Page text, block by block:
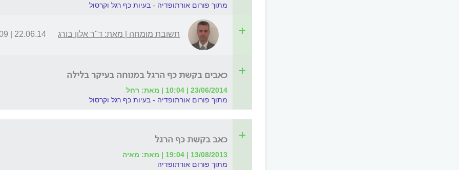
מתוך פורום אורתופדיה - בעיות כף רגל וקרסול
תשובת מומחה | מאת: ד"ר אלון בורג 22.06.14 | 21:09
כאבים בקשת כף הרגל במנוחה בעיקר בלילה
23/06/2014 | 10:04 | מאת: רחל
מתוך פורום אורתופדיה - בעיות כף רגל וקרסול
כאב בקשת כף הרגל
13/08/2013 | 19:04 | מאת: מאיה
מתוך פורום אורתופדיה